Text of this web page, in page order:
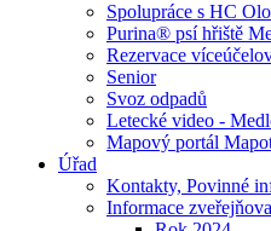
Spolupráce s HC
Purina® psí hřiště
Rezervace
Senior
Svoz odpadů
Letecké video -
Mapový portál
Úřad
Kontakty, Povinné
Informace